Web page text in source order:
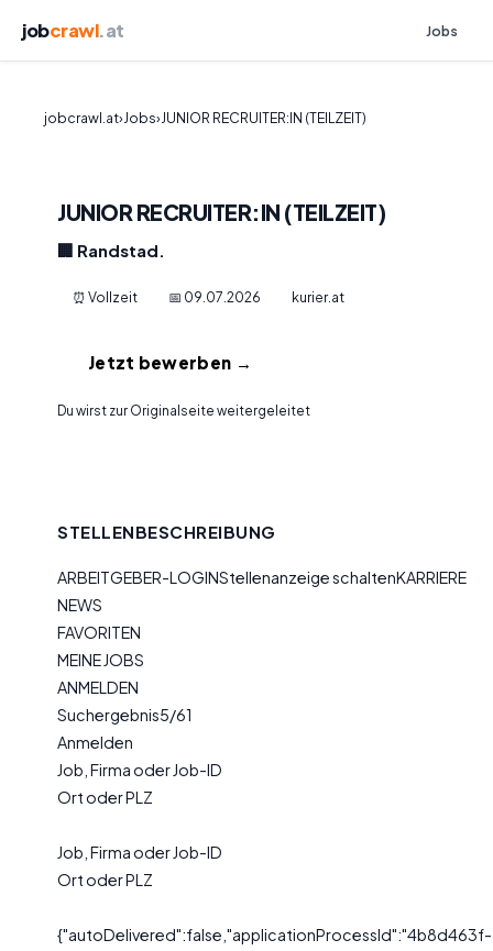
jobcrawl.at Jobs
jobcrawl.at›Jobs›JUNIOR RECRUITER:IN (TEILZEIT)
JUNIOR RECRUITER:IN (TEILZEIT)
🏢 Randstad.
⏰ Vollzeit 📅 09.07.2026 kurier.at
Jetzt bewerben →
Du wirst zur Originalseite weitergeleitet
STELLENBESCHREIBUNG
ARBEITGEBER-LOGINStellenanzeige schaltenKARRIERE
NEWS
FAVORITEN
MEINE JOBS
ANMELDEN
Suchergebnis5/61
Anmelden
Job, Firma oder Job-ID
Ort oder PLZ
Job, Firma oder Job-ID
Ort oder PLZ
{"autoDelivered":false,"applicationProcessId":"4b8d463f-